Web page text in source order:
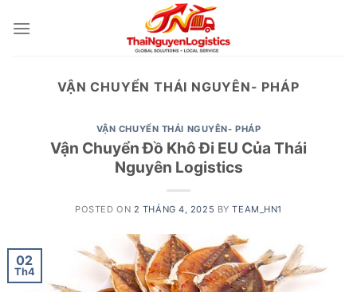
VẬN CHUYỂN THÁI NGUYÊN- PHÁP
VẬN CHUYỂN THÁI NGUYÊN- PHÁP
Vận Chuyển Đồ Khô Đi EU Của Thái
Nguyên Logistics
POSTED ON 2 THÁNG 4, 2025 BYTEAM_HN1
02
Th4